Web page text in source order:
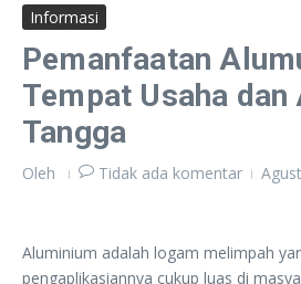
Informasi
Pemanfaatan
Tempat Usaha dan
Tangga
Oleh Tidak ada komentar
Aluminium adalah logam melimpah
pengaplikasiannya cukup luas di